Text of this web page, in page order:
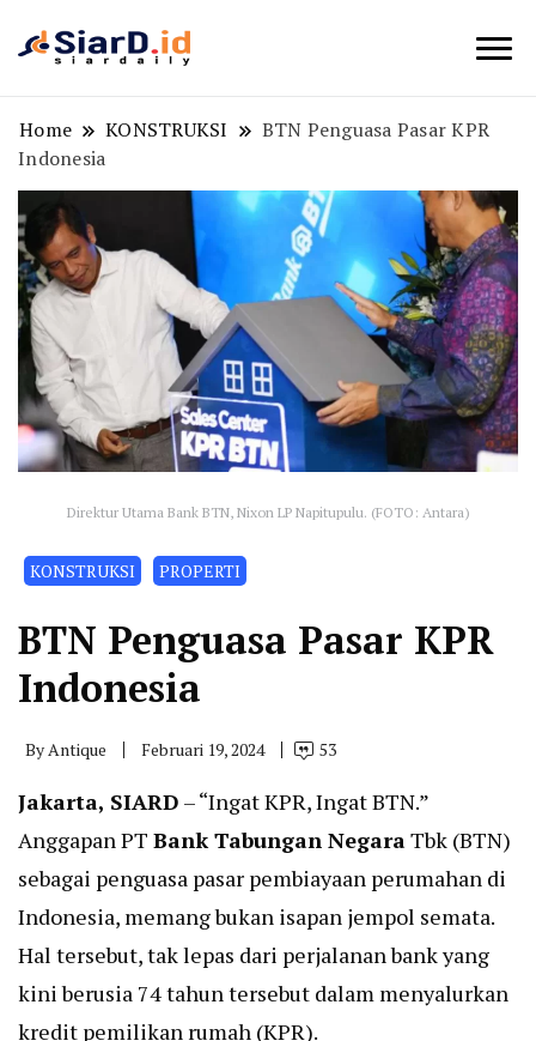
Home KONSTRUKSI
BTN Penguasa Pasar KPR
Indonesia
Direktur Utama Bank BTN, Nixon LP Napitupulu. (FOTO: Antara)
KONSTRUKSI PROPERTI
BTN Penguasa Pasar KPR
Indonesia
ByAntique Februari 19, 2024 53
Jakarta, SIARD – “Ingat KPR, Ingat BTN.”
Anggapan PT Bank Tabungan NegaraTbk (BTN)
sebagai penguasa pasar pembiayaan perumahan di
Indonesia, memang bukan isapan jempol semata.
Hal tersebut, tak lepas dari perjalanan bank yang
kini berusia 74 tahun tersebut dalam menyalurkan
kredit pemilikan rumah (KPR).